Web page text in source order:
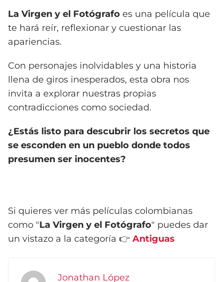
La Virgen y el Fotógrafo es una película que
te hará reír, reflexionar y cuestionar las
apariencias.
Con personajes inolvidables y una historia
llena de giros inesperados, esta obra nos
invita a explorar nuestras propias
contradicciones como sociedad.
¿Estás listo para descubrir los secretos que
se esconden en un pueblo donde todos
presumen ser inocentes?
Si quieres ver más películas colombianas
como "La Virgen y el Fotógrafo" puedes dar
un vistazo a la categoría 👉 Antiguas
Jonathan López